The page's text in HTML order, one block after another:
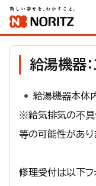
給湯機器
給湯機器本体
※給気排気の不具
等の可能性があり
修理受付は以下フ